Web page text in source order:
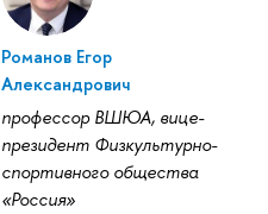
Романов Егор
Александрович
профессор ВШЮА, вице-
президент Физкультурно-
спортивного общества
«Россия»